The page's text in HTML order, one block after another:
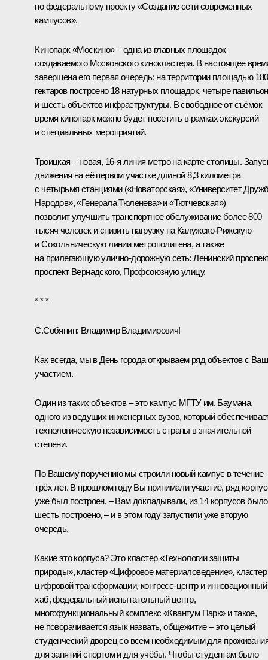
по федеральному проекту «Создание сети современных
кампусов».
Кинопарк «Москино» – одна из главных площадок
создаваемого Московского кинокластера. В настоящее
завершена его первая очередь: на территории площадью 180
гектаров построено 18 натурных площадок, четыре
и шесть объектов инфраструктуры. В свободное от съёмок
время кинопарк можно будет посетить в рамках экскурсий
и специальных мероприятий.
Троицкая – новая, 16-я линия метро на карте столицы.
движения на её первом участке длиной 8,3 километра
с четырьмя станциями («Новаторская», «Университет
Народов», «Генерала Тюленева» и «Тютчевская»)
позволит улучшить транспортное обслуживание более 800
тысяч человек и снизить нагрузку на Калужско-Рижскую
и Сокольническую линии метрополитена, а также
на прилегающую улично-дорожную сеть: Ленинский
проспект Вернадского, Профсоюзную улицу.
* * *
С.Собянин: Владимир Владимирович!
Как всегда, мы в День города открываем ряд объектов с
участием.
Один из таких объектов – это кампус МГТУ им. Баумана,
одного из ведущих инженерных вузов, который
технологическую независимость страны в значительной
степени.
По Вашему поручению мы строили новый кампус в течение
трёх лет. В прошлом году Вы принимали участие, ряд
уже был построен, – Вам докладывали, из 14 корпусов было
шесть построено, – и в этом году запустили уже вторую
очередь.
Какие это корпуса? Это кластер «Технологии защиты
природы», кластер «Цифровое материаловедение», кластер
цифровой трансформации, конгресс-центр и инновационный
хаб, федеральный испытательный центр,
многофункциональный комплекс «Квантум Парк» и такое,
не поворачивается язык назвать, общежитие – это целый
студенческий дворец со всем необходимым для
для занятий спортом и для учёбы. Чтобы студентам было